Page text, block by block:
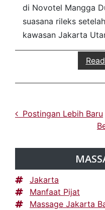
di Novotel Mangga
suasana rileks
kawasan Jakarta
Postingan Lebih Baru
Jakarta
Manfaat Pijat
Massage Jakarta